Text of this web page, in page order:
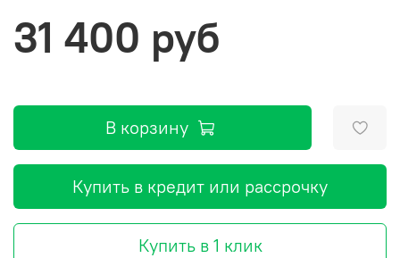
31 400 руб
В корзину
Купить в кредит или рассрочку
Купить в 1 клик